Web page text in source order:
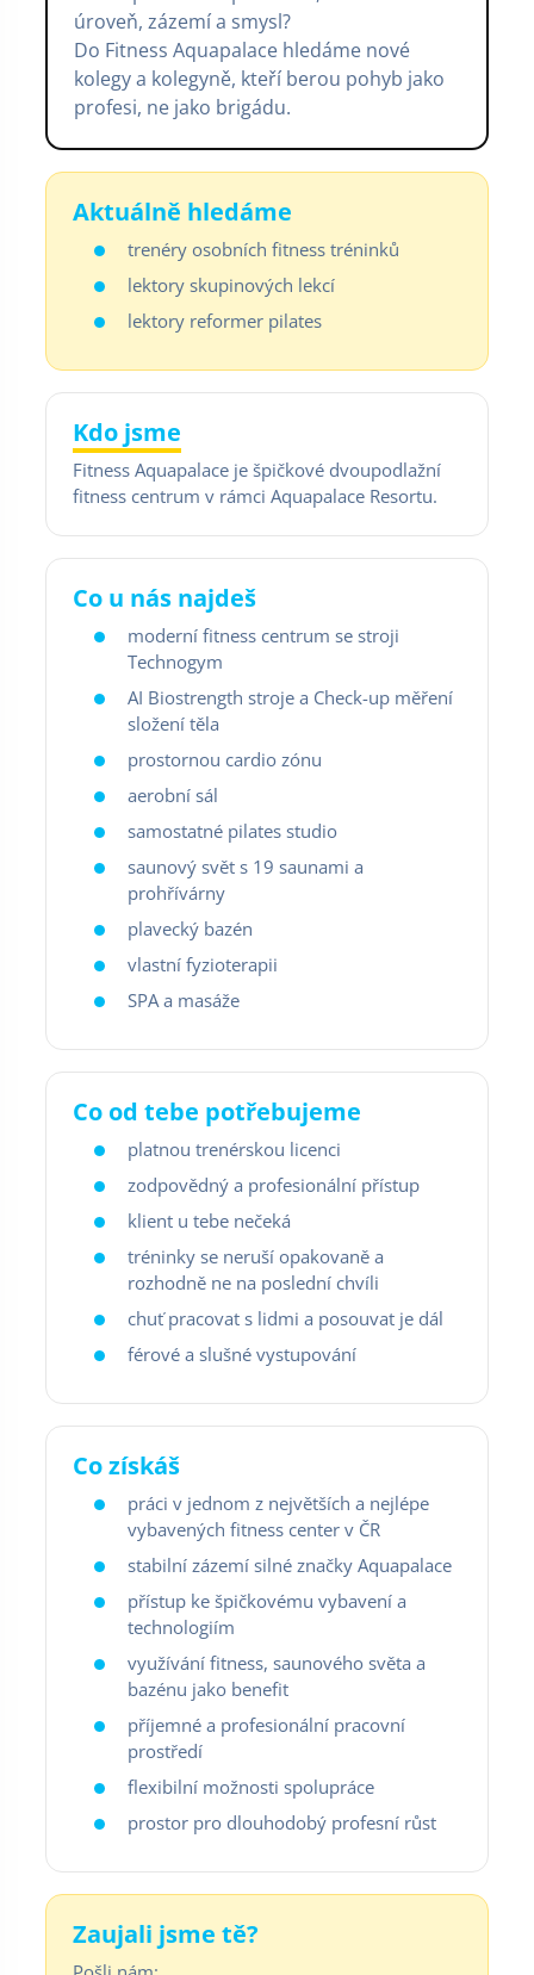
úroveň, zázemí a smysl?
Do Fitness Aquapalace hledáme nové
kolegy a kolegyně, kteří berou pohyb jako
profesi, ne jako brigádu.
Aktuálně hledáme
trenéry osobních fitness tréninků
lektory skupinových lekcí
lektory reformer pilates
Kdo jsme
Fitness Aquapalace je špičkové dvoupodlažní
fitness centrum v rámci Aquapalace Resortu.
Co u nás najdeš
moderní fitness centrum se stroji
Technogym
AI Biostrength stroje a Check-up měření
složení těla
prostornou cardio zónu
aerobní sál
samostatné pilates studio
saunový svět s 19 saunami a
prohřívárny
plavecký bazén
vlastní fyzioterapii
SPA a masáže
Co od tebe potřebujeme
platnou trenérskou licenci
zodpovědný a profesionální přístup
klient u tebe nečeká
tréninky se neruší opakovaně a
rozhodně ne na poslední chvíli
chuť pracovat s lidmi a posouvat je dál
férové a slušné vystupování
Co získáš
práci v jednom z největších a nejlépe
vybavených fitness center v ČR
stabilní zázemí silné značky Aquapalace
přístup ke špičkovému vybavení a
technologiím
využívání fitness, saunového světa a
bazénu jako benefit
příjemné a profesionální pracovní
prostředí
flexibilní možnosti spolupráce
prostor pro dlouhodobý profesní růst
Zaujali jsme tě?